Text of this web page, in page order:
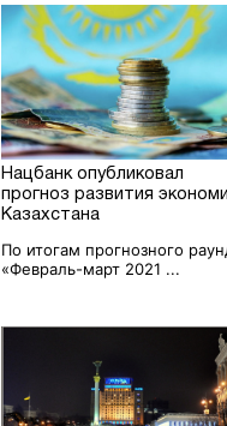
Нацбанк опубликовал
прогноз развития
Казахстана
По итогам прогнозного
«Февраль-март 2021 ...